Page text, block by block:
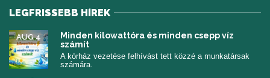
LEGFRISSEBB HÍREK
Minden kilowattóra és minden csepp víz
számít
AUG 4
A kórház vezetése felhívást tett közzé a munkatársak
számára.